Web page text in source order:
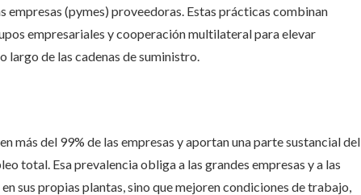
(pymes) proveedoras. Estas prácticas combinan
empresariales y cooperación multilateral para elevar
largo de las cadenas de suministro.
del 99% de las empresas y aportan una parte sustancial del
total. Esa prevalencia obliga a las grandes empresas y a las
sus propias plantas, sino que mejoren condiciones de trabajo,